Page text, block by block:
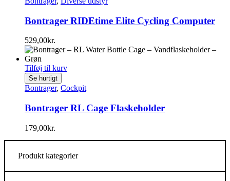
Bontrager RIDEtime Elite Cycling Computer
529,00kr.
Tilføj til kurv
Se hurtigt
Bontrager, Cockpit
Bontrager RL Cage Flaskeholder
179,00kr.
Produkt kategorier